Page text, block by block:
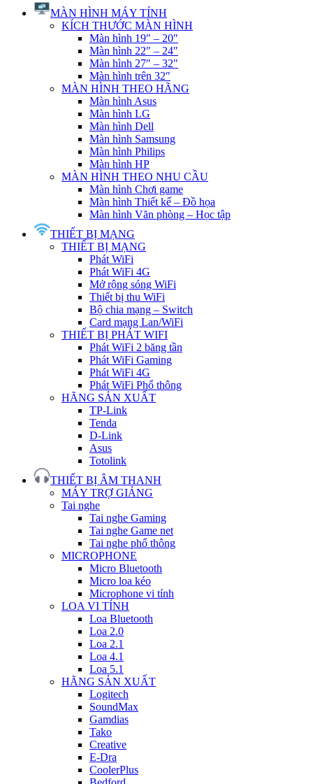
MÀN HÌNH MÁY TÍNH
KÍCH THƯỚC MÀN HÌNH
Màn hình 19″ – 20″
Màn hình 22″ – 24″
Màn hình 27″ – 32″
Màn hình trên 32″
MÀN HÌNH THEO HÃNG
Màn hình Asus
Màn hình LG
Màn hình Dell
Màn hình Samsung
Màn hình Philips
Màn hình HP
MÀN HÌNH THEO NHU CẦU
Màn hình Chơi game
Màn hình Thiết kế – Đồ họa
Màn hình Văn phòng – Học tập
THIẾT BỊ MẠNG
THIẾT BỊ MẠNG
Phát WiFi
Phát WiFi 4G
Mở rộng sóng WiFi
Thiết bị thu WiFi
Bộ chia mạng – Switch
Card mạng Lan/WiFi
THIẾT BỊ PHÁT WIFI
Phát WiFi 2 băng tần
Phát WiFi Gaming
Phát WiFi 4G
Phát WiFi Phổ thông
HÃNG SẢN XUẤT
TP-Link
Tenda
D-Link
Asus
Totolink
THIẾT BỊ ÂM THANH
MÁY TRỢ GIẢNG
Tai nghe
Tai nghe Gaming
Tai nghe Game net
Tai nghe phổ thông
MICROPHONE
Micro Bluetooth
Micro loa kéo
Microphone vi tính
LOA VI TÍNH
Loa Bluetooth
Loa 2.0
Loa 2.1
Loa 4.1
Loa 5.1
HÃNG SẢN XUẤT
Logitech
SoundMax
Gamdias
Tako
Creative
E-Dra
CoolerPlus